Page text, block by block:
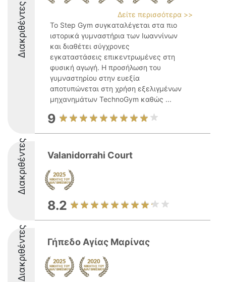
Διακριθέντες
Δείτε περισσότερα >>
Το Step Gym συγκαταλέγεται στα πιο
ιστορικά γυμναστήρια των Ιωαννίνων
και διαθέτει σύγχρονες
εγκαταστάσεις επικεντρωμένες στη
φυσική αγωγή. Η προσήλωση του
γυμναστηρίου στην ευεξία
αποτυπώνεται στη χρήση εξελιγμένων
μηχανημάτων TechnoGym καθώς ...
9
Διακριθέντες Valanidorrahi Court
8.2
Διακριθέντες Γήπεδο Αγίας Μαρίνας